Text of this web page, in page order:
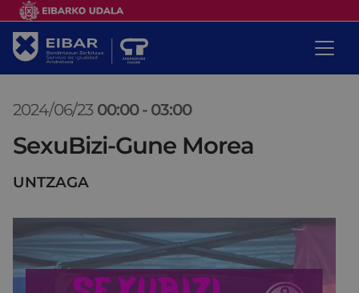
2024/06/23 00:00 - 03:00
SexuBizi-Gune Morea
UNTZAGA